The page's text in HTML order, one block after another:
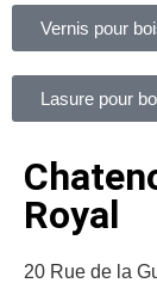
Vernis pour
Lasure pour
Royal
20 Rue de la